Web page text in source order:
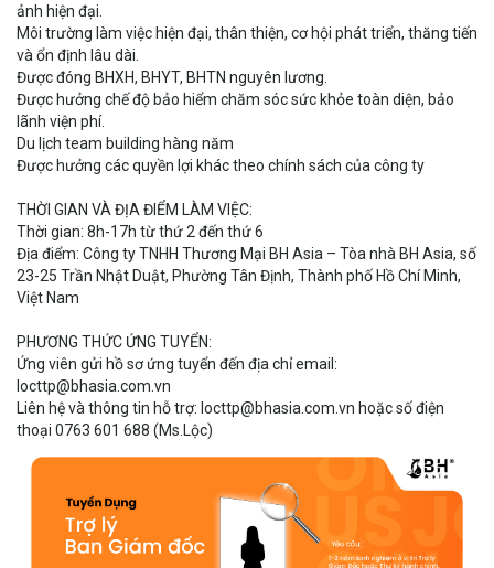
ảnh hiện đại.
Môi trường làm việc hiện đại, thân thiện, cơ hội phát triển, thăng tiến
và ổn định lâu dài.
Được đóng BHXH, BHYT, BHTN nguyên lương.
Được hưởng chế độ bảo hiểm chăm sóc sức khỏe toàn diện, bảo
lãnh viện phí.
Du lịch team building hàng năm
Được hưởng các quyền lợi khác theo chính sách của công ty
THỜI GIAN VÀ ĐỊA ĐIỂM LÀM VIỆC:
Thời gian: 8h-17h từ thứ 2 đến thứ 6
Địa điểm: Công ty TNHH Thương Mại BH Asia – Tòa nhà BH Asia, số
23-25 Trần Nhật Duật, Phường Tân Định, Thành phố Hồ Chí Minh,
Việt Nam
PHƯƠNG THỨC ỨNG TUYỂN:
Ứng viên gửi hồ sơ ứng tuyển đến địa chỉ email:
locttp@bhasia.com.vn
Liên hệ và thông tin hỗ trợ: locttp@bhasia.com.vn hoặc số điện
thoại 0763 601 688 (Ms.Lộc)